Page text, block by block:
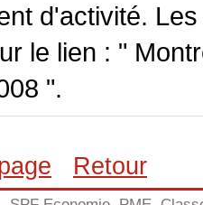
d'activité.
le lien : "
".
Retour